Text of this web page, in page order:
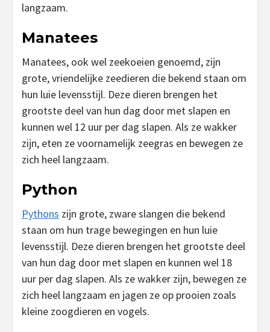
langzaam.
Manatees
Manatees, ook wel zeekoeien genoemd, zijn
grote, vriendelijke zeedieren die bekend staan om
hun luie levensstijl. Deze dieren brengen het
grootste deel van hun dag door met slapen en
kunnen wel 12 uur per dag slapen. Als ze wakker
zijn, eten ze voornamelijk zeegras en bewegen ze
zich heel langzaam.
Python
Pythons zijn grote, zware slangen die bekend
staan om hun trage bewegingen en hun luie
levensstijl. Deze dieren brengen het grootste deel
van hun dag door met slapen en kunnen wel 18
uur per dag slapen. Als ze wakker zijn, bewegen ze
zich heel langzaam en jagen ze op prooien zoals
kleine zoogdieren en vogels.